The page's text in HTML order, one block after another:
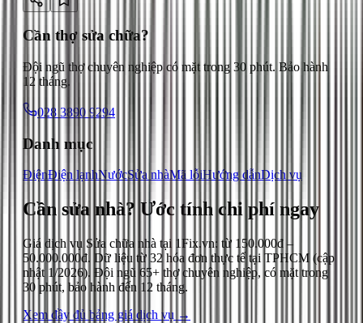
Cần thợ sửa chữa?
Đội ngũ thợ chuyên nghiệp có mặt trong 30 phút. Bảo hành
12 tháng.
028 3890 9294
Danh mục
ĐiệnĐiện lạnhNướcSửa nhàMã lỗiHướng dẫnDịch vụ
Cần sửa nhà? Ước tính chi phí ngay
Giá dịch vụ Sửa chữa nhà tại 1Fix.vn: từ 150.000đ –
50.000.000đ. Dữ liệu từ 32 hóa đơn thực tế tại TPHCM (cập
nhật 1/2026). Đội ngũ 65+ thợ chuyên nghiệp, có mặt trong
30 phút, bảo hành đến 12 tháng.
Xem đầy đủ bảng giá dịch vụ →